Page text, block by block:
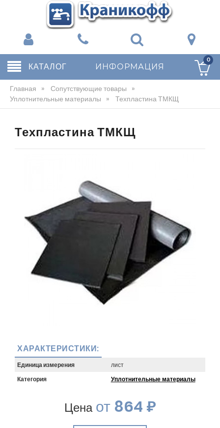
КАТАЛОГ ИНФОРМАЦИЯ
0
Главная » Сопутствующие товары »
Уплотнительные материалы » Техпластина ТМКЩ
Техпластина ТМКЩ
ХАРАКТЕРИСТИКИ:
Единица измерения
лист
Категория
Уплотнительные материалы
Ценаот 864 ₽